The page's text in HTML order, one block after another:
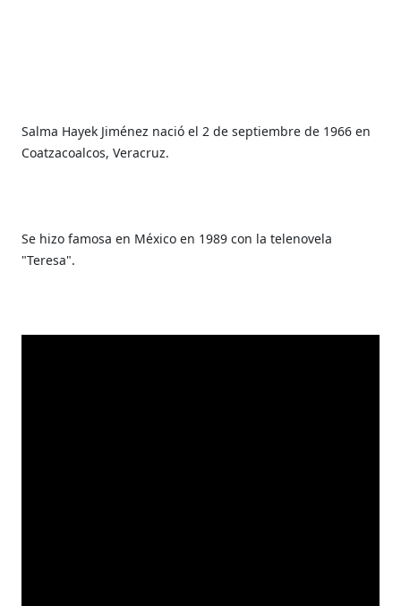
Salma Hayek Jiménez nació el 2 de septiembre de 1966 en
Coatzacoalcos, Veracruz.
Se hizo famosa en México en 1989 con la telenovela
"Teresa".